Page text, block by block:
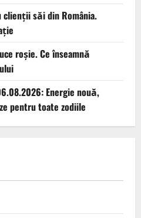
săi din România.
roșie. Ce înseamnă
Energie nouă,
pentru toate zodiile